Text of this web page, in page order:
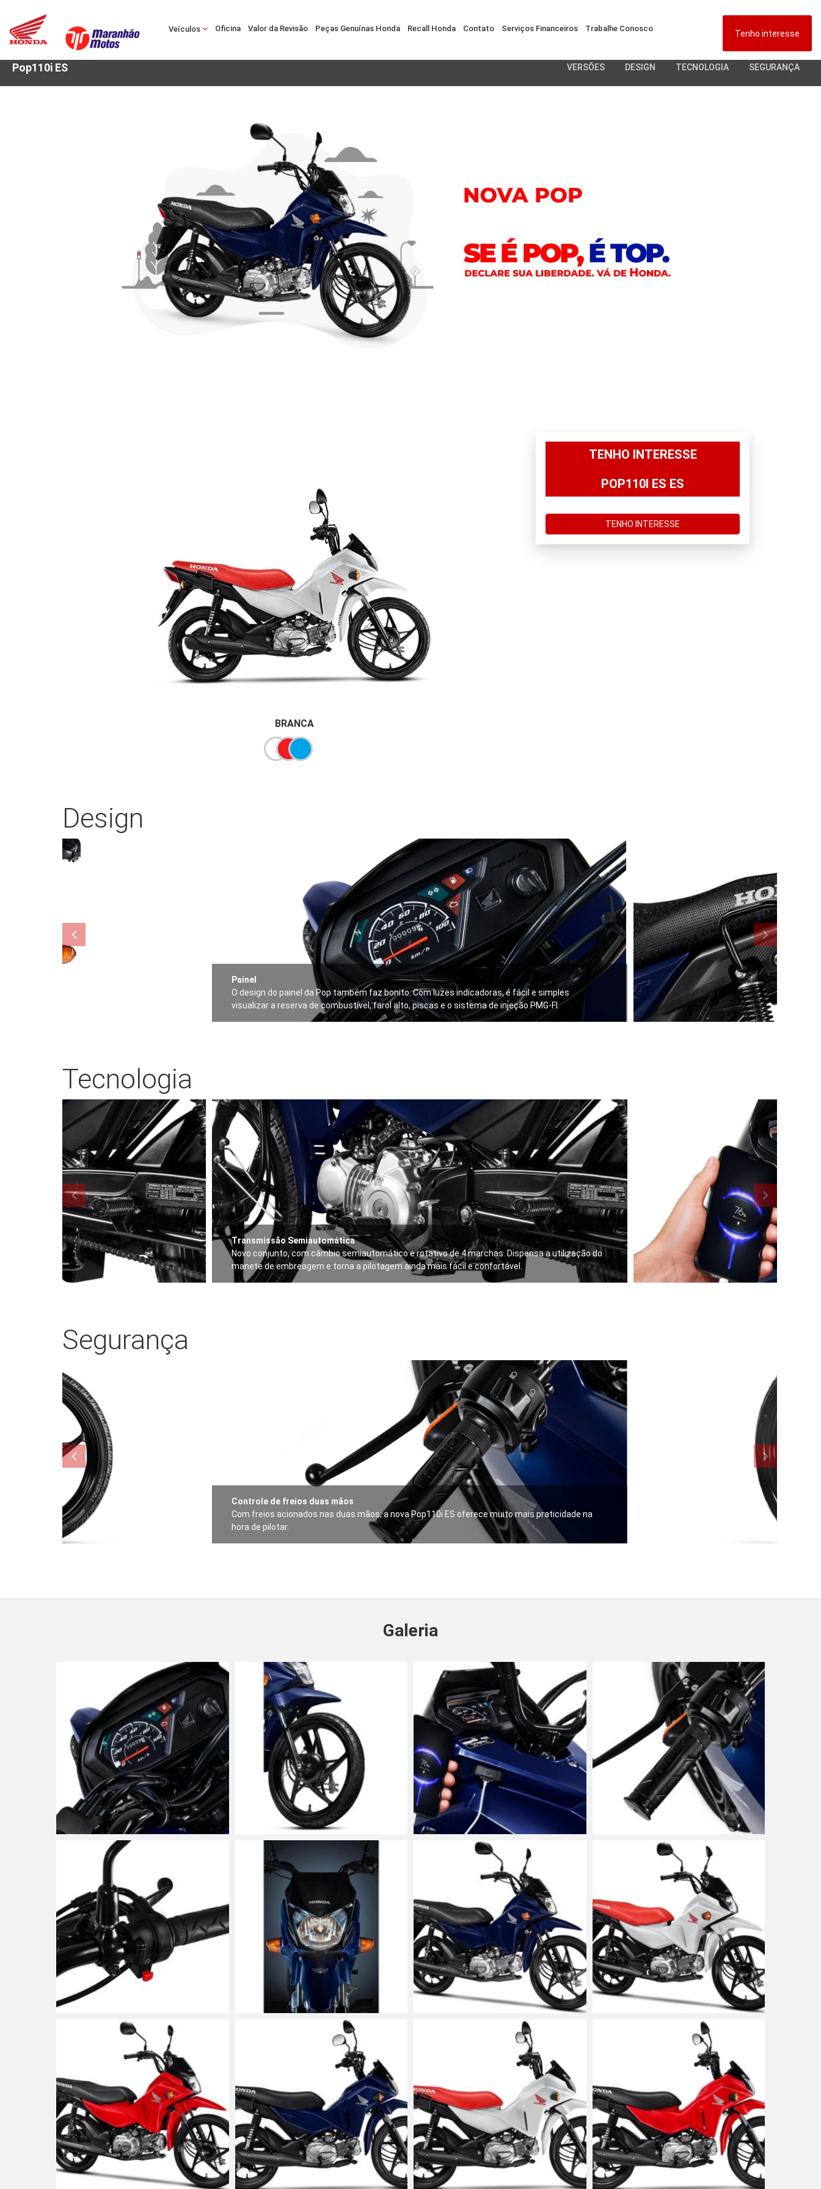
Veículos Oficina Valor da Revisão Peças Genuínas Honda Recall Honda Contato Serviços Financeiros Trabalhe Conosco
Tenho interesse
Pop110i ES VERSÕES DESIGN TECNOLOGIA SEGURANÇA
BRANCA
TENHO INTERESSE
POP110I ES ES
TENHO INTERESSE
Design
Painel
O design do painel da Pop também faz bonito. Com luzes indicadoras, é fácil e simples
visualizar a reserva de combustível, farol alto, piscas e o sistema de injeção PMG-FI.
Tecnologia
Transmissão Semiautomática
Novo conjunto, com câmbio semiautomático e rotativo de 4 marchas. Dispensa a utilização do
manete de embreagem e torna a pilotagem ainda mais fácil e confortável.
Segurança
Controle de freios duas mãos
Com freios acionados nas duas mãos, a nova Pop110i ES oferece muito mais praticidade na
hora de pilotar.
Galeria